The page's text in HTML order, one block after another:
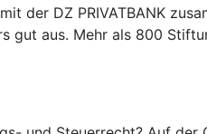
der DZ PRIVATBANK
gut aus. Mehr als 800